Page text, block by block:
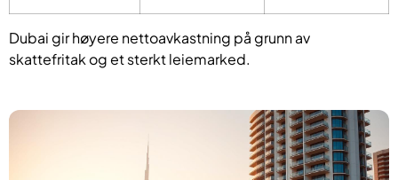
Dubai gir høyere nettoavkastning på grunn av
skattefritak og et sterkt leiemarked.